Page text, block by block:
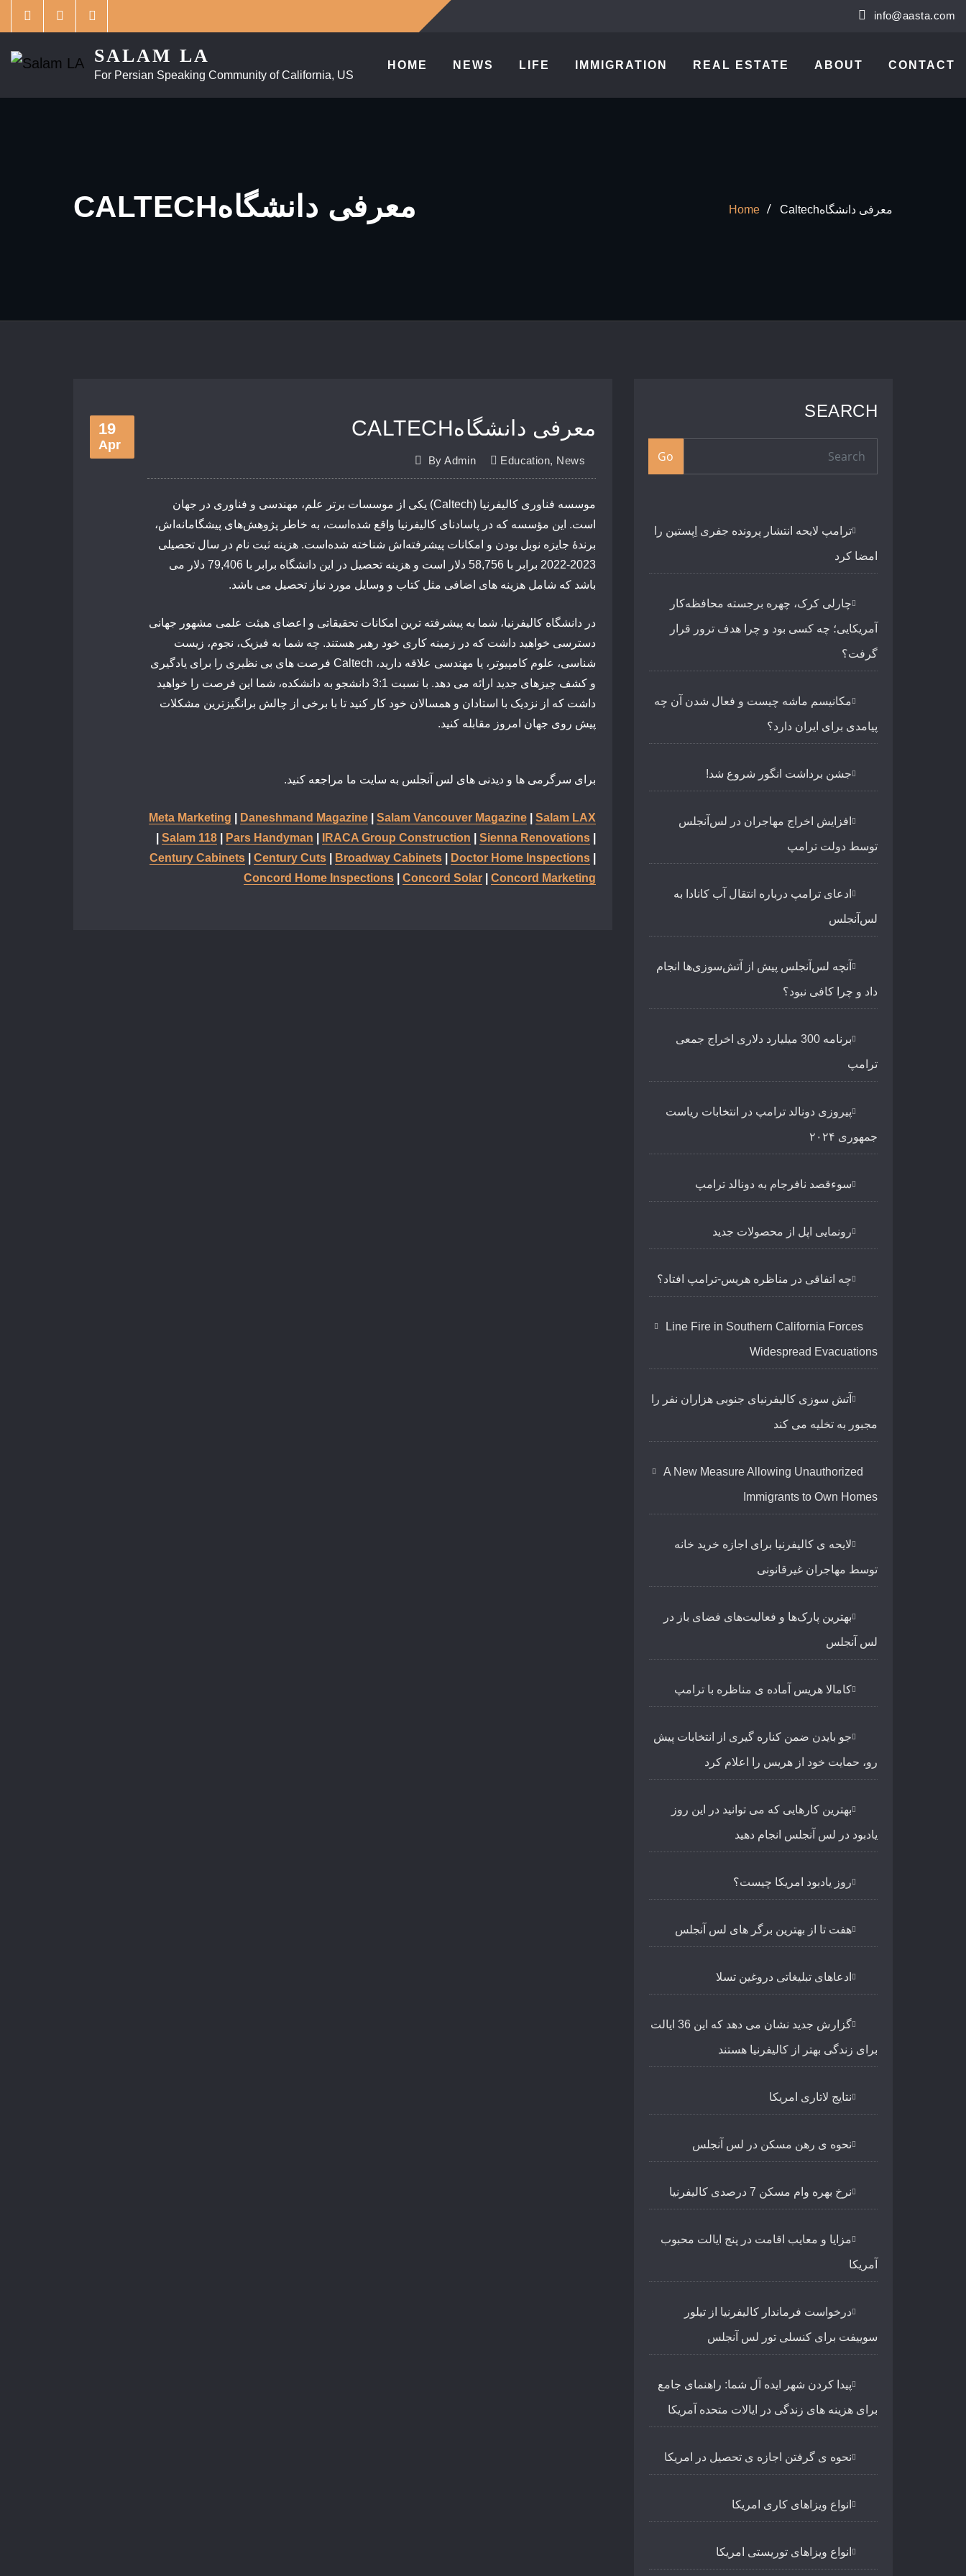
content
info@aasta.com
SALAM LA
For Persian Speaking Community of California, US
HOME NEWS LIFE IMMIGRATION REAL ESTATE ABOUT CONTACT
CALTECHمعرفی دانشگاه Home Caltechمعرفی دانشگاه
19
Apr
CALTECHمعرفی دانشگاه
ByAdmin Education, News
موسسه فناوری کالیفرنیا (Caltech) یکی از موسسات برتر علم، مهندسی و فناوری در جهان
است. این مؤسسه که در پاسادنای کالیفرنیا واقع شده‌است، به خاطر پژوهش‌های پیشگامانه‌اش،
برندهٔ جایزه نوبل بودن و امکانات پیشرفته‌اش شناخته شده‌است. هزینه ثبت نام در سال تحصیلی
2023-2022 برابر با 58,756 دلار است و هزینه تحصیل در این دانشگاه برابر با 79,406 دلار می
باشد که شامل هزینه های اضافی مثل کتاب و وسایل مورد نیاز تحصیل می باشد.
در دانشگاه کالیفرنیا، شما به پیشرفته ترین امکانات تحقیقاتی و اعضای هیئت علمی مشهور جهانی
دسترسی خواهید داشت که در زمینه کاری خود رهبر هستند. چه شما به فیزیک، نجوم، زیست
شناسی، علوم کامپیوتر، یا مهندسی علاقه دارید، Caltech فرصت های بی نظیری را برای یادگیری
و کشف چیزهای جدید ارائه می دهد. با نسبت 3:1 دانشجو به دانشکده، شما این فرصت را خواهید
داشت که از نزدیک با استادان و همسالان خود کار کنید تا با برخی از چالش برانگیزترین مشکلات
پیش روی جهان امروز مقابله کنید.
برای سرگرمی ها و دیدنی های لس آنجلس به سایت ما مراجعه کنید.
Meta Marketing Daneshmand Magazine Salam Vancouver Magazine
Salam LAX
Salam 118 Pars Handyman IRACA Group Construction Sienna Renovations
Century Cabinets
Century Cuts Broadway Cabinets Doctor Home Inspections
Concord Home Inspections
Concord Solar Concord Marketing
SEARCH
Go
ترامپ لایحه انتشار پرونده جفری اِپستین را
امضا کرد
چارلی کرک، چهره برجسته محافظه‌کار
آمریکایی؛ چه کسی بود و چرا هدف ترور قرار
گرفت؟
مکانیسم ماشه چیست و فعال شدن آن چه
پیامدی برای ایران دارد؟
جشن برداشت انگور شروع شد!
افزایش اخراج مهاجران در لس‌آنجلس
توسط دولت ترامپ
ادعای ترامپ درباره انتقال آب کانادا به
لس‌آنجلس
آنچه لس‌آنجلس پیش از آتش‌سوزی‌ها انجام
داد و چرا کافی نبود؟
برنامه 300 میلیارد دلاری اخراج جمعی
ترامپ
پیروزی دونالد ترامپ در انتخابات ریاست
جمهوری ۲۰۲۴
سوءقصد نافرجام به دونالد ترامپ
رونمایی اپل از محصولات جدید
چه اتفاقی در مناظره هریس-ترامپ افتاد؟
Line Fire in Southern California Forces
Widespread Evacuations
آتش سوزی کالیفرنیای جنوبی هزاران نفر را
مجبور به تخلیه می کند
A New Measure Allowing Unauthorized
Immigrants to Own Homes
لایحه ی کالیفرنیا برای اجازه خرید خانه
توسط مهاجران غیرقانونی
بهترین پارک‌ها و فعالیت‌های فضای باز در
لس آنجلس
کامالا هریس آماده ی مناظره با ترامپ
جو بایدن ضمن کناره گیری از انتخابات پیش
رو، حمایت خود از هریس را اعلام کرد
بهترین کارهایی که می توانید در این روز
یادبود در لس آنجلس انجام دهید
روز یادبود امریکا چیست؟
هفت تا از بهترین برگر های لس آنجلس
ادعاهای تبلیغاتی دروغین تسلا
گزارش جدید نشان می دهد که این 36 ایالت
برای زندگی بهتر از کالیفرنیا هستند
نتایج لاتاری امریکا
نحوه ی رهن مسکن در لس آنجلس
نرخ بهره وام مسکن 7 درصدی کالیفرنیا
مزایا و معایب اقامت در پنج ایالت محبوب
آمریکا
درخواست فرماندار کالیفرنیا از تیلور
سوییفت برای کنسلی تور لس آنجلس
پیدا کردن شهر ایده آل شما: راهنمای جامع
برای هزینه های زندگی در ایالات متحده آمریکا
نحوه ی گرفتن اجازه ی تحصیل در امریکا
انواع ویزاهای کاری امریکا
انواع ویزاهای توریستی امریکا